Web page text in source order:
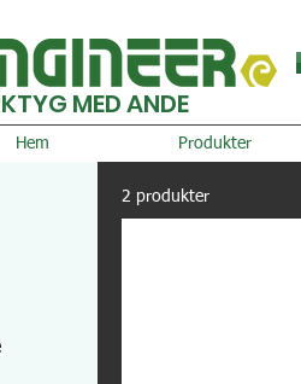
MED ANDE
Hem Produkter
2 produkter